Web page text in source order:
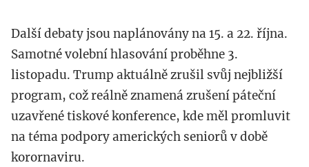
Další debaty jsou naplánovány na 15. a 22. října.
Samotné volební hlasování proběhne 3.
listopadu. Trump aktuálně zrušil svůj nejbližší
program, což reálně znamená zrušení páteční
uzavřené tiskové konference, kde měl promluvit
na téma podpory amerických seniorů v době
korornaviru.